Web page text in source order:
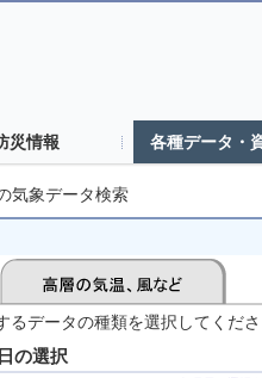
災情報 各種データ・
気象データ検索
るデータの種類を選択してくだ
の選択